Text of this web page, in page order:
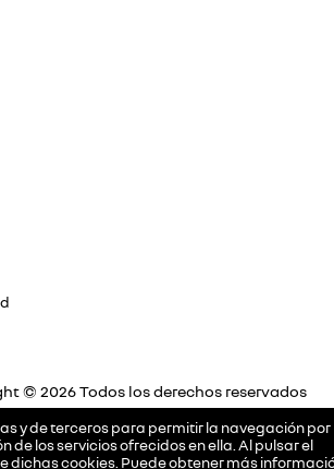
y de terceros para permitir la navegación por
de los servicios ofrecidos en ella. Al pulsar el
dichas cookies. Puede obtener más
© 2026 Todos los derechos reservados
Concesión byReleasemarketing S.L.